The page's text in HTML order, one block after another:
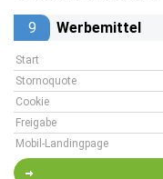
9 Werbemittel
Start
Stornoquote
Cookie
Freigabe
Mobil-Landingpage